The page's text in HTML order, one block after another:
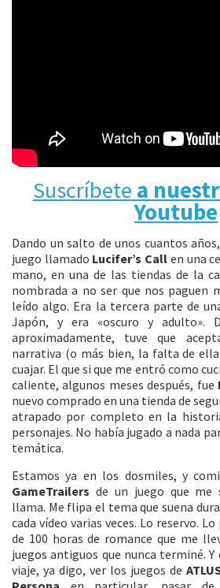
Suscríbete a
Youtube
Dando un salto de unos cuantos
juego llamado Lucifer’s Call en una
mano, en una de las tiendas de la
nombrada a no ser que nos paguen
leído algo. Era la tercera parte de
Japón, y era «oscuro y adulto».
aproximadamente, tuve que
narrativa (o más bien, la falta de
cuajar. El que si que me entró como
caliente, algunos meses después, fue
nuevo comprado en una tienda de
atrapado por completo en la
personajes. No había jugado a nada
temática.
Estamos ya en los dosmiles, y
GameTrailers de un juego que me
llama. Me flipa el tema que suena
cada vídeo varias veces. Lo reservo.
de 100 horas de romance que me
juegos antiguos que nunca terminé. Y
viaje, ya digo, ver los juegos de